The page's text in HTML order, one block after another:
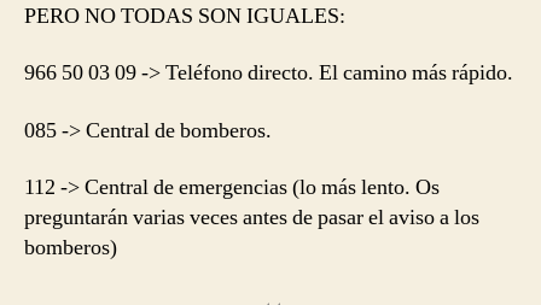
PERO NO TODAS SON IGUALES:
966 50 03 09 -> Teléfono directo. El camino más rápido.
085 -> Central de bomberos.
112 -> Central de emergencias (lo más lento. Os
preguntarán varias veces antes de pasar el aviso a los
bomberos)